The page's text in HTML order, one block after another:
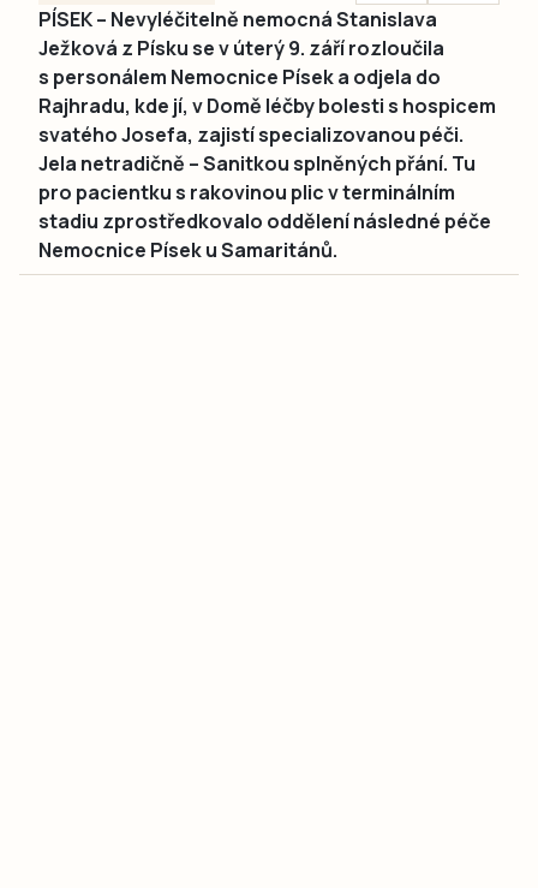
PÍSEK – Nevyléčitelně nemocná Stanislava
Ježková z Písku se v úterý 9. září rozloučila
s personálem Nemocnice Písek a odjela do
Rajhradu, kde jí, v Domě léčby bolesti s hospicem
svatého Josefa, zajistí specializovanou péči.
Jela netradičně – Sanitkou splněných přání. Tu
pro pacientku s rakovinou plic v terminálním
stadiu zprostředkovalo oddělení následné péče
Nemocnice Písek u Samaritánů.